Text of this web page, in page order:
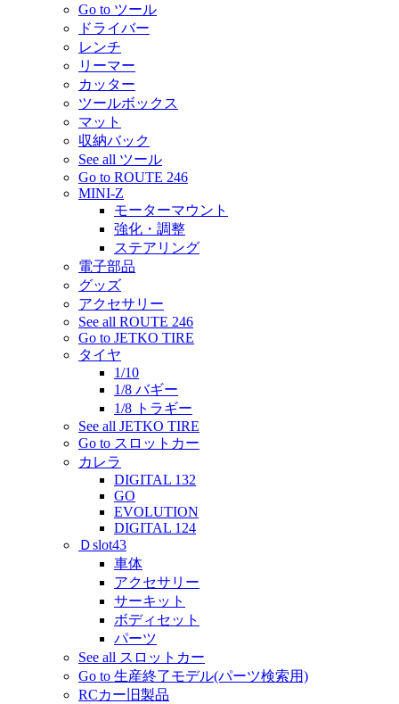
Go to ツール
ドライバー
レンチ
リーマー
カッター
ツールボックス
マット
収納バック
See all ツール
Go to ROUTE 246
MINI-Z
モーターマウント
強化・調整
ステアリング
電子部品
グッズ
アクセサリー
See all ROUTE 246
Go to JETKO TIRE
タイヤ
1/10
1/8 バギー
1/8 トラギー
See all JETKO TIRE
Go to スロットカー
カレラ
DIGITAL 132
GO
EVOLUTION
DIGITAL 124
Ｄslot43
車体
アクセサリー
サーキット
ボディセット
パーツ
See all スロットカー
Go to 生産終了モデル(パーツ検索用)
RCカー旧製品